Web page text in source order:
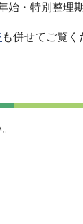
始・特別整理
も併せてご覧く